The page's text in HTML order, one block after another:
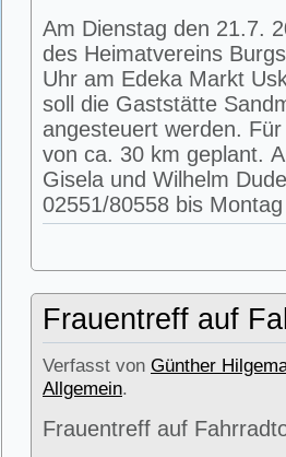
Am Dienstag den 21.7.
des Heimatvereins
Uhr am Edeka Markt
soll die Gaststätte
angesteuert werden.
von ca. 30 km geplant.
Gisela und Wilhelm
02551/80558 bis
Frauentreff auf
Verfasst von Günther
Allgemein.
Frauentreff auf